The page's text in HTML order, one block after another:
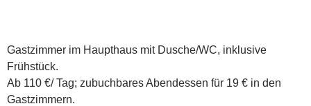
Gastzimmer im Haupthaus mit Dusche/WC, inklusive
Frühstück.
Ab 110 €/ Tag; zubuchbares Abendessen für 19 € in den
Gastzimmern.